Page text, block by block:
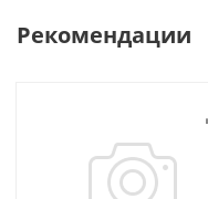
Рекомендации